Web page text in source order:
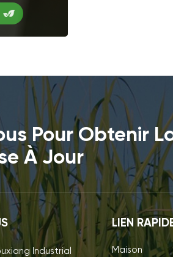
Pour Obtenir
À Jour
Industrial
LIEN
Maison